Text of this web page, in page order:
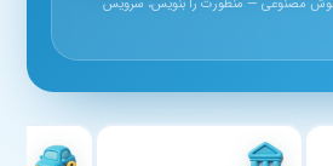
مصنوعی — منظورت را بنویس، سرویس